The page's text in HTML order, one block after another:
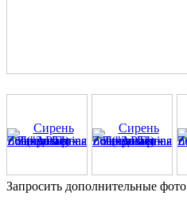
Запросить дополнительные фото